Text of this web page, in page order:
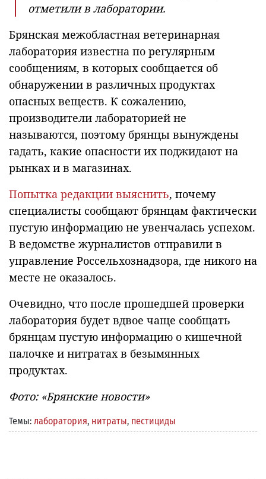
отметили в лаборатории.
Брянская межобластная ветеринарная
лаборатория известна по регулярным
сообщениям, в которых сообщается об
обнаружении в различных продуктах
опасных веществ. К сожалению,
производители лабораторией не
называются, поэтому брянцы вынуждены
гадать, какие опасности их поджидают на
рынках и в магазинах.
Попытка редакции выяснить, почему
специалисты сообщают брянцам фактически
пустую информацию не увенчалась успехом.
В ведомстве журналистов отправили в
управление Россельхознадзора, где никого на
месте не оказалось.
Очевидно, что после прошедшей проверки
лаборатория будет вдвое чаще сообщать
брянцам пустую информацию о кишечной
палочке и нитратах в безымянных
продуктах.
Фото: «Брянские новости»
Темы: лаборатория, нитраты, пестициды